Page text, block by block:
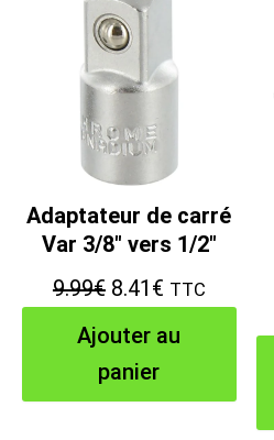
Adaptateur de carré
Var 3/8″ vers 1/2″
9.99€ Le
prix
initial
était :
8.41 €Le
est :
TTC
Ajouter au
panier